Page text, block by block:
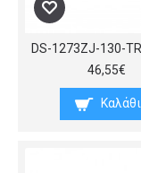
46,55€
Καλάθι